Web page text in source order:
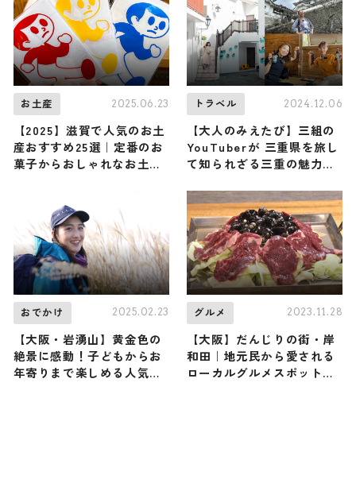
お土産 2025.06.23
【2025】滋賀で人気のお土
産おすすめ25選｜定番のお
菓子からおしゃれなお土
トラベル 2024.12.06
【大人のみえたび】三組の
YouTuberが 三重県を旅し
て知られざる三重の魅力を
おでかけ 2025.02.23
【大阪・岩湧山】黄金色の
絶景に感動！子どもからお
年寄りまで楽しめる人気の
グルメ 2023.11.28
【大阪】だんじりの街・岸
和田｜地元民から愛される
ローカルグルメスポット４